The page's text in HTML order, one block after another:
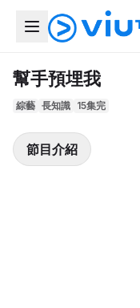
幫手預埋我
綜藝 長知識 15集完
節目介紹